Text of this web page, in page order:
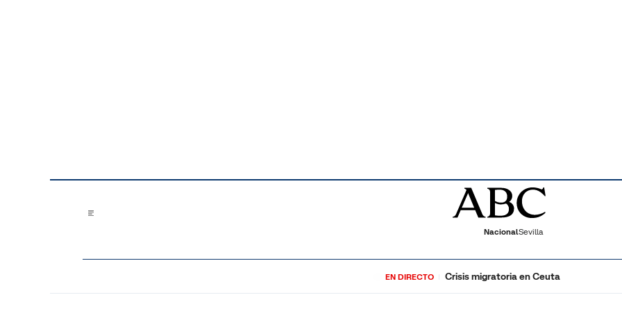
NacionalSevilla
EN DIRECTO Crisis migratoria en Ceuta